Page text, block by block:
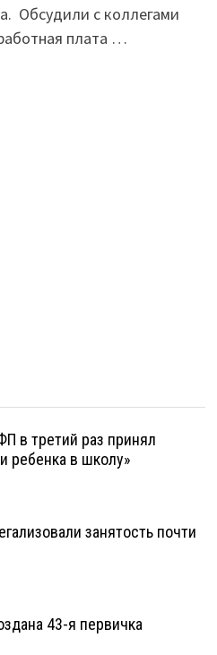
Обсудили с коллегами
плата …
в третий раз принял
ребенка в школу»
занятость почти
43-я первичка